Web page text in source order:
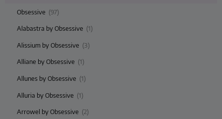
Obsessive (97)
Alabastra by Obsessive (1)
Alissium by Obsessive (3)
Alliane by Obsessive (1)
Allunes by Obsessive (1)
Alluria by Obsessive (1)
Arrowel by Obsessive (2)